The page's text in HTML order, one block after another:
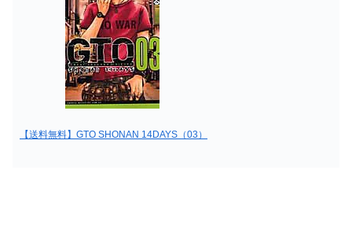
【送料無料】GTO SHONAN 14DAYS（03）